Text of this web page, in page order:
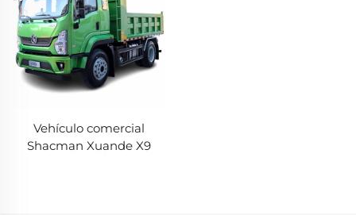
Vehículo comercial
Shacman Xuande X9